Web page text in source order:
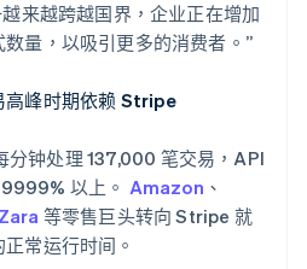
来越跨越国界，企业正在增加
量，以吸引更多的消费者。”
高峰时期依赖 Stripe
钟处理 137,000 笔交易，API
以上。 Amazon 、
Zara 等零售巨头转向 Stripe 就
常运行时间。